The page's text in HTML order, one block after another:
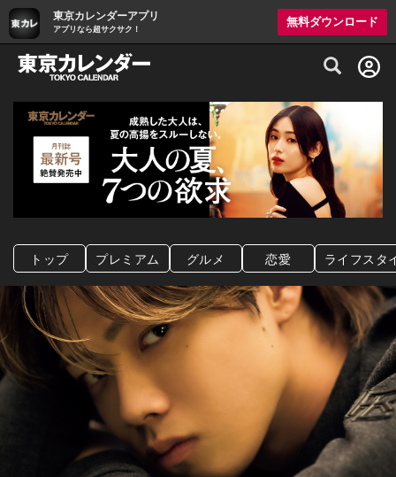
東京カレンダーアプリ
アプリなら超サクサク！
無料ダウンロード
グルメ情報・プレミアムレストラン予約
トップ プレミアム グルメ 恋愛 ライフスタ